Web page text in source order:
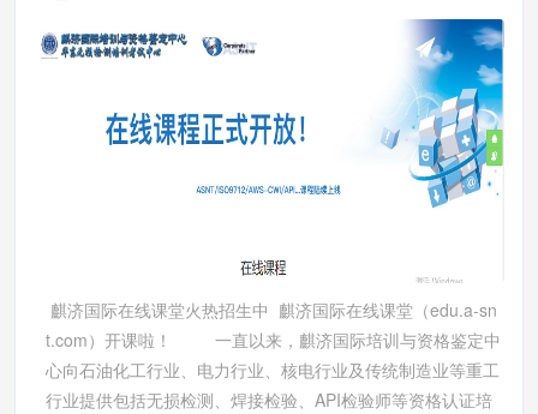
麒济国际在线课堂火热招生中 麒济国际在线课堂（edu.a-sn
t.com）开课啦！ 一直以来，麒济国际培训与资格鉴定中
心向石油化工行业、电力行业、核电行业及传统制造业等重工
行业提供包括无损检测、焊接检验、API检验师等资格认证培